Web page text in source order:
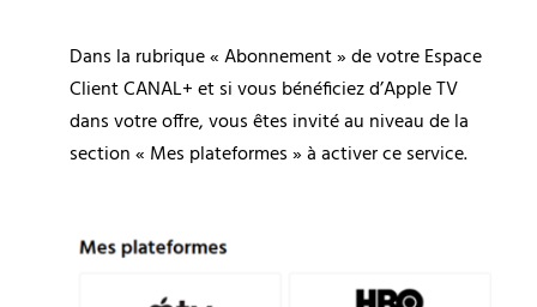
Dans la rubrique « Abonnement » de votre Espace
Client CANAL+ et si vous bénéficiez d’Apple TV
dans votre offre, vous êtes invité au niveau de la
section « Mes plateformes » à activer ce service.